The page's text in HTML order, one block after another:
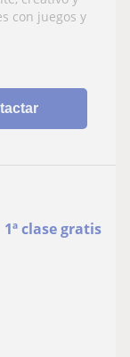
con juegos y
1ª clase gratis